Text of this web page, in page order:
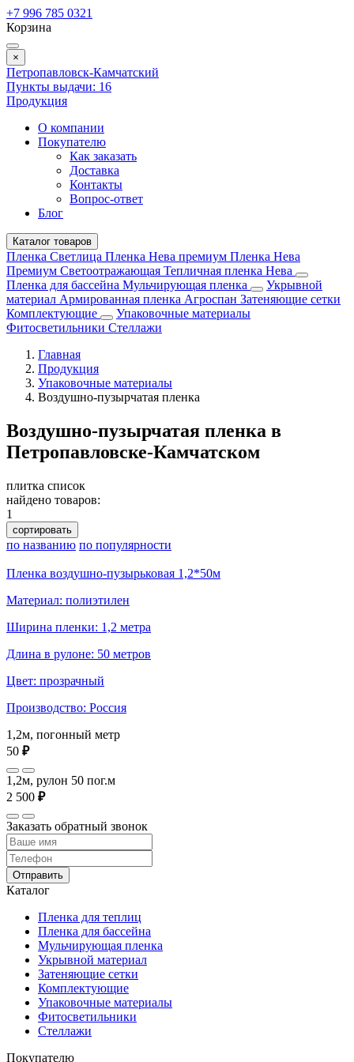
+7 996 785 0321
Корзина
×
Петропавловск-Камчатский
Пункты выдачи: 16
Продукция
О компании
Покупателю
Как заказать
Доставка
Контакты
Вопрос-ответ
Блог
Каталог товаров
Пленка Светлица Пленка Нева премиум Пленка Нева
Премиум Светоотражающая Тепличная пленка Нева
Пленка для бассейна Мульчирующая пленка
Укрывной
материал Армированная пленка Агроспан Затеняющие сетки
Комплектующие
Упаковочные материалы
Фитосветильники Стеллажи
Главная
Продукция
Упаковочные материалы
Воздушно-пузырчатая пленка
Воздушно-пузырчатая пленка в
Петропавловске-Камчатском
плитка список
найдено товаров:
1
сортировать
по названию по популярности
Пленка воздушно-пузырьковая 1,2*50м
Материал: полиэтилен
Ширина пленки: 1,2 метра
Длина в рулоне: 50 метров
Цвет: прозрачный
Производство: Россия
1,2м, погонный метр
50 ₽
1,2м, рулон 50 пог.м
2 500 ₽
Заказать обратный звонок
Отправить
Каталог
Пленка для теплиц
Пленка для бассейна
Мульчирующая пленка
Укрывной материал
Затеняющие сетки
Комплектующие
Упаковочные материалы
Фитосветильники
Стеллажи
Покупателю